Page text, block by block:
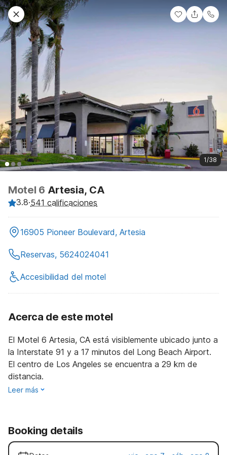
1/38
Motel 6 Artesia, CA
3.8·541 calificaciones
16905 Pioneer Boulevard, Artesia
Reservas, 5624024041
Accesibilidad del motel
Acerca de este motel
El Motel 6 Artesia, CA está visiblemente ubicado junto a
la Interstate 91 y a 17 minutos del Long Beach Airport.
El centro de Los Angeles se encuentra a 29 km de
distancia.
Leer más
Booking details